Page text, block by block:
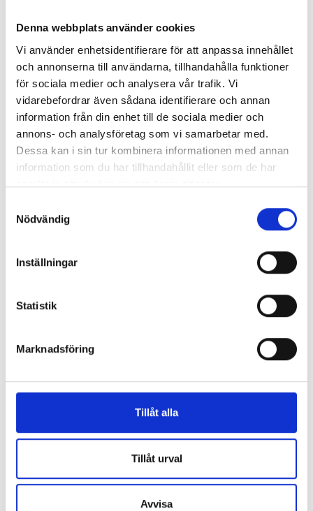
Denna webbplats använder cookies
Vi använder enhetsidentifierare för att anpassa innehållet
och annonserna till användarna, tillhandahålla funktioner
för sociala medier och analysera vår trafik. Vi
vidarebefordrar även sådana identifierare och annan
information från din enhet till de sociala medier och
annons- och analysföretag som vi samarbetar med.
Dessa kan i sin tur kombinera informationen med annan
information som du har tillhandahållit eller som de har
samlat in när du har använt deras tjänster.
Nödvändig
Inställningar
Statistik
Marknadsföring
Tillåt alla
Tillåt urval
Avvisa
chefredaktörerna